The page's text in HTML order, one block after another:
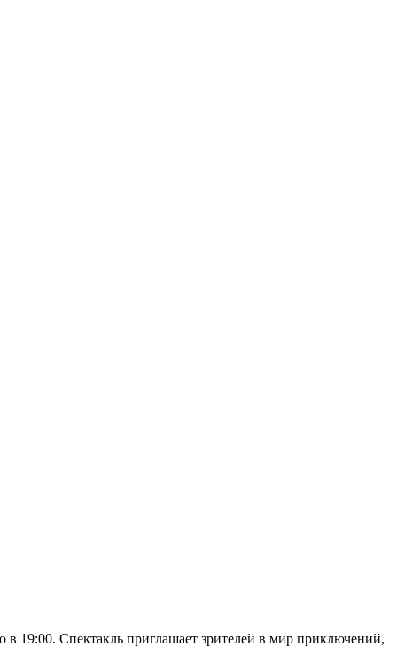
в 19:00. Спектакль приглашает зрителей в мир приключений,